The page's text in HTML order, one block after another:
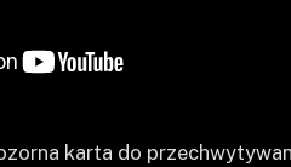
karta do